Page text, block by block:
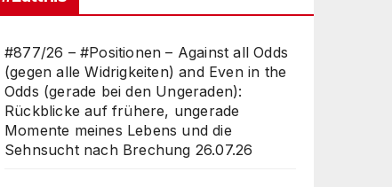
#877/26 – #Positionen – Against all Odds
(gegen alle Widrigkeiten) and Even in the
Odds (gerade bei den Ungeraden):
Rückblicke auf frühere, ungerade
Momente meines Lebens und die
Sehnsucht nach Brechung 26.07.26